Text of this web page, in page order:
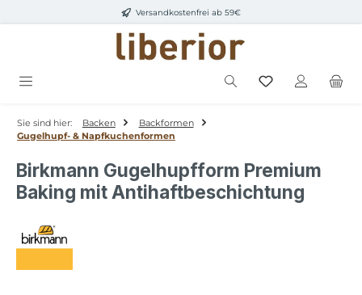
Zum Hauptinhalt springenVersandkostenfrei ab 59€
Sie sind hier: Backen
Backformen
Gugelhupf- & Napfkuchenformen
Birkmann Gugelhupfform Premium
Baking mit Antihaftbeschichtung